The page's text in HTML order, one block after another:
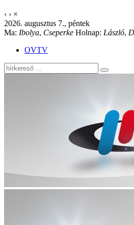
‹ › ×
2026. augusztus 7., péntek
Ma: Ibolya, Cseperke Holnap: László,
OVTV